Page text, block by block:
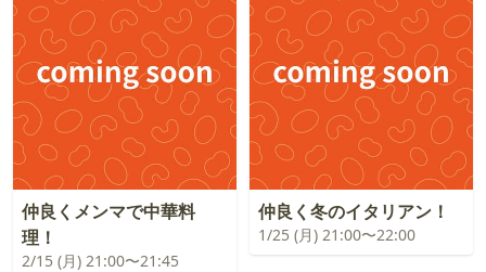
仲良くメンマで中華料
理！
2/15 (月) 21:00〜21:45
仲良く冬のイタリアン！
1/25 (月) 21:00〜22:00